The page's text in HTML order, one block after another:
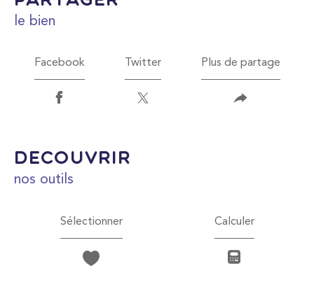
le bien
Facebook Twitter Plus de partage
découvrir
nos outils
Sélectionner Calculer